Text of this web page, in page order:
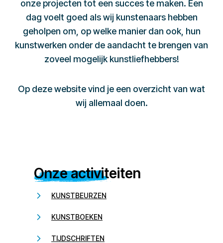
onze projecten tot een succes te maken. Een
dag voelt goed als wij kunstenaars hebben
geholpen om, op welke manier dan ook, hun
kunstwerken onder de aandacht te brengen van
zoveel mogelijk kunstliefhebbers!
Op deze website vind je een overzicht van wat
wij allemaal doen.
Onze activiteiten
KUNSTBEURZEN
KUNSTBOEKEN
TIJDSCHRIFTEN